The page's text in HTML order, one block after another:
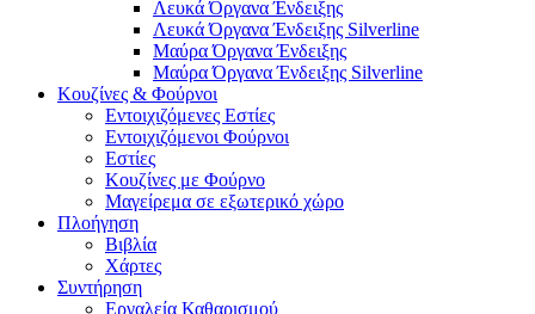
Λευκά Όργανα Ένδειξης
Λευκά Όργανα Ένδειξης Silverline
Μαύρα Όργανα Ένδειξης
Μαύρα Όργανα Ένδειξης Silverline
Κουζίνες & Φούρνοι
Εντοιχιζόμενες Εστίες
Εντοιχιζόμενοι Φούρνοι
Εστίες
Κουζίνες με Φούρνο
Μαγείρεμα σε εξωτερικό χώρο
Πλοήγηση
Βιβλία
Χάρτες
Συντήρηση
Εργαλεία Καθαρισμού